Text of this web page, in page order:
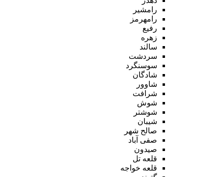
رامشیر
رامهرمز
رفیع
زهره
سالند
سردشت
سوسنگرد
شادگان
شاوور
شرافت
شوش
شوشتر
شیبان
صالح شهر
صفی آباد
صیدون
قلعه تل
قلعه خواجه